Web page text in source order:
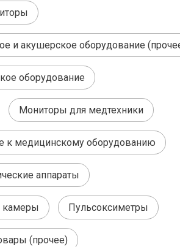
и акушерское оборудование
оборудование
Мониторы для медтехники
к медицинскому оборудованию
аппараты
камеры Пульсоксиметры
(прочее)